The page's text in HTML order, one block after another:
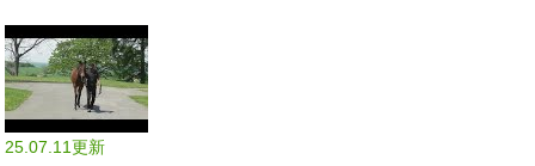
25.07.11更新